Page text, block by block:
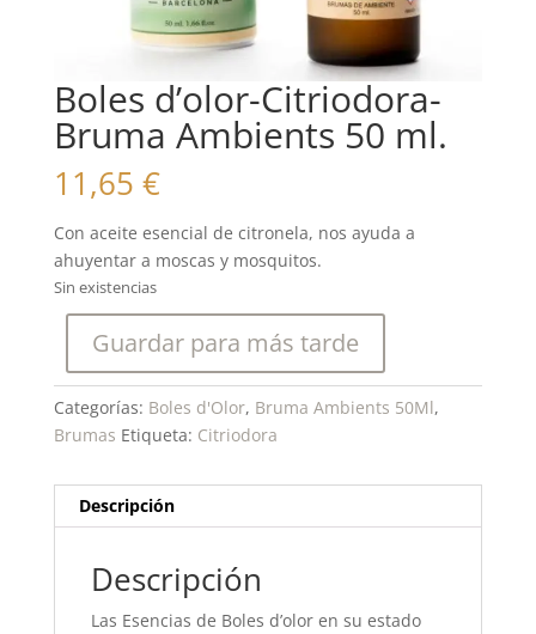
Boles d’olor-Citriodora-
Bruma Ambients 50 ml.
11,65 €
Con aceite esencial de citronela, nos ayuda a
ahuyentar a moscas y mosquitos.
Sin existencias
Guardar para más tarde
Categorías: Boles d'Olor, Bruma Ambients 50Ml,
Brumas Etiqueta: Citriodora
Descripción
Descripción
Las Esencias de Boles d’olor en su estado